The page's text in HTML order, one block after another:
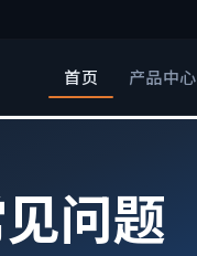
首页 产品中心
问题